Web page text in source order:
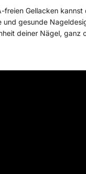
freien Gellacken kannst
und gesunde
deiner Nägel, ganz